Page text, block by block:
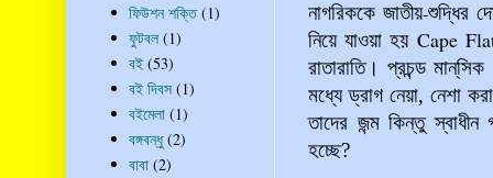
নাগরিককে জাতীয়-শুদ্ধির
নিয়ে যাওয়া হয় Cape
রাতারাতি। প্রচন্ড
মধ্যে ড্রাগ নেয়া, নেশা
তাদের জন্ম কিন্তু
হচ্ছে?
ফিউশন শক্তি (1)
ফুটবল (1)
বই (53)
বই দিবস (1)
বইমেলা (1)
বঙ্গবন্ধু (2)
বাবা (2)